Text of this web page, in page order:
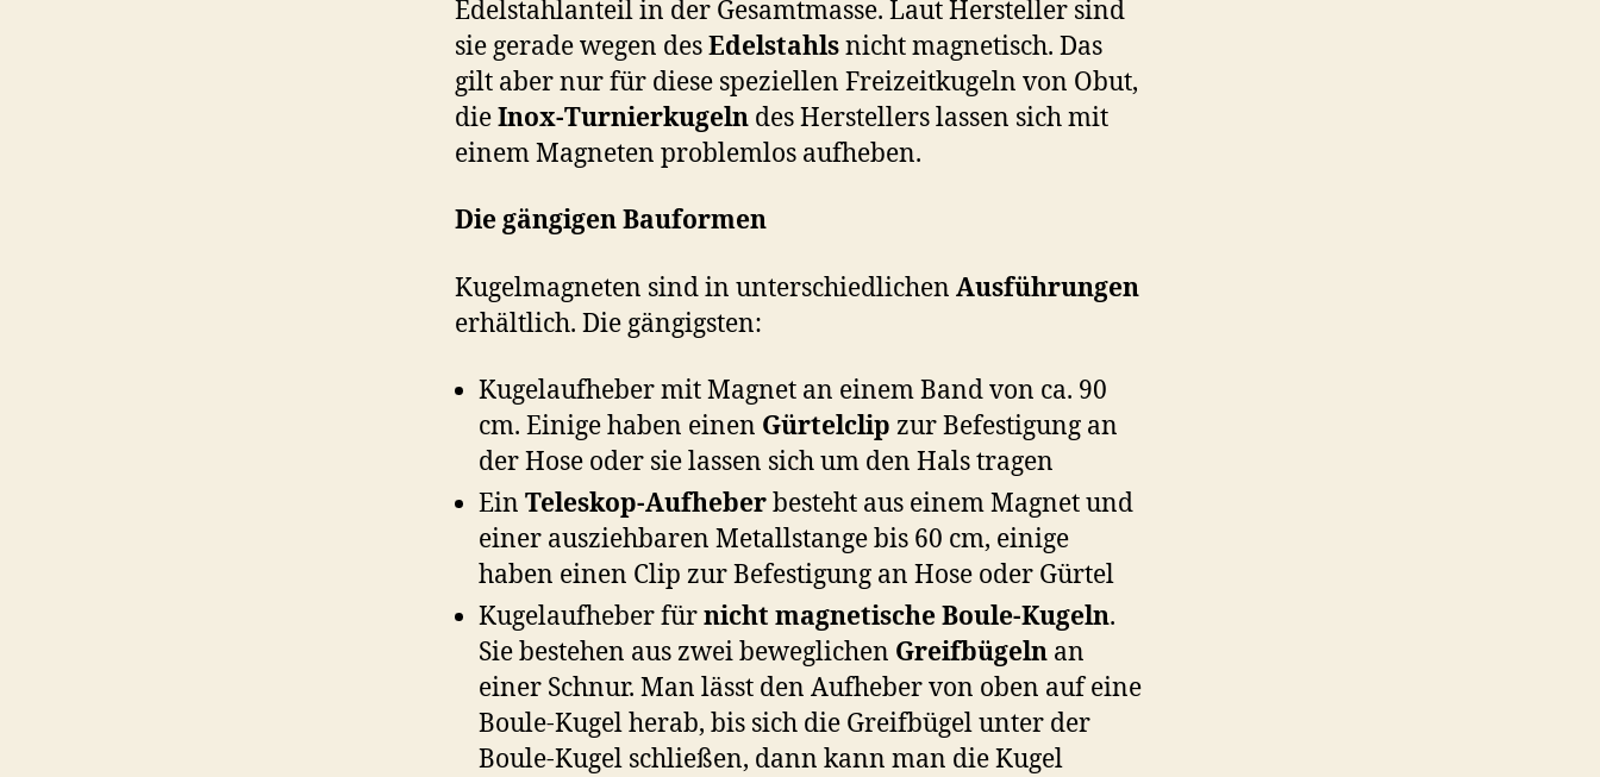
Edelstahlanteil in der Gesamtmasse. Laut Hersteller sind
sie gerade wegen desEdelstahlsnicht magnetisch. Das
gilt aber nur für diese speziellen Freizeitkugeln von Obut,
dieInox-Turnierkugeln des Herstellers lassen sich mit
einem Magneten problemlos aufheben.
Die gängigen Bauformen
Kugelmagneten sind in unterschiedlichen Ausführungen
erhältlich. Die gängigsten:
Kugelaufheber mit Magnet an einem Band von ca. 90
cm. Einige haben einen Gürtelclip zur Befestigung an
der Hose oder sie lassen sich um den Hals tragen
Ein Teleskop-Aufheberbesteht aus einem Magnet und
einer ausziehbaren Metallstange bis 60 cm, einige
haben einen Clip zur Befestigung an Hose oder Gürtel
Kugelaufheber fürnicht magnetische Boule-Kugeln.
Sie bestehen aus zwei beweglichen Greifbügeln an
einer Schnur. Man lässt den Aufheber von oben auf eine
Boule-Kugel herab, bis sich die Greifbügel unter der
Boule-Kugel schließen, dann kann man die Kugel